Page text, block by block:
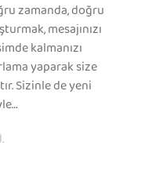
zamanda, doğru
mesajınızı
kalmanızı
yaparak size
Sizinle de yeni